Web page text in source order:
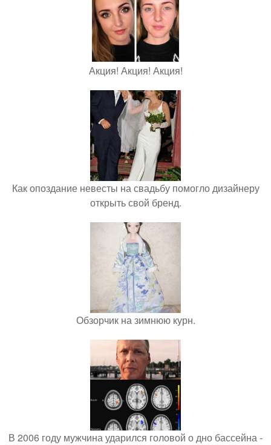
Акция! Акция! Акция!
Как опоздание невесты на свадьбу помогло дизайнеру
открыть свой бренд.
Обзорчик на зимнюю курн.
В 2006 году мужчина ударился головой о дно бассейна -